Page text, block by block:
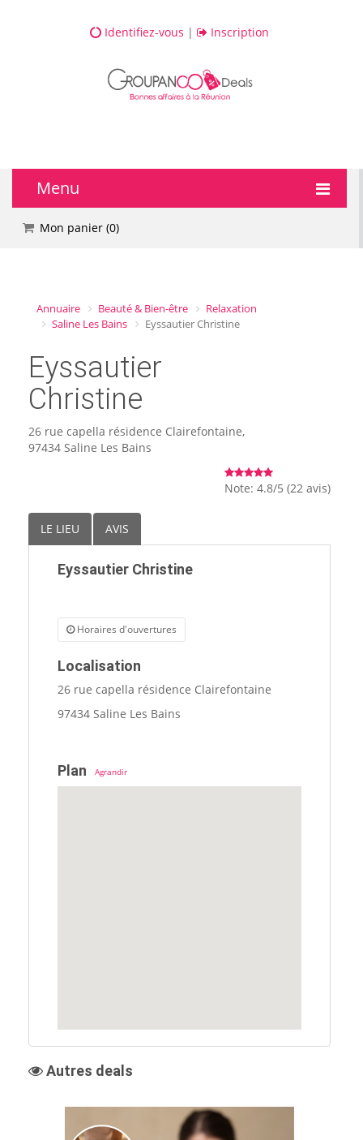
Identifiez-vous | Inscription
Menu
🔥 DEALS
💅 Beauté
🏨 Hôtels
🎈 Événements
Mon panier (0)
Annuaire Beauté & Bien-être
Relaxation
Saline Les Bains
Eyssautier Christine
Eyssautier
Christine
26 rue capella résidence Clairefontaine,
97434 Saline Les Bains
Note: 4.8/5 (22 avis)
LE LIEU AVIS
Eyssautier Christine
Horaires d'ouvertures
Localisation
26 rue capella résidence Clairefontaine
97434 Saline Les Bains
Plan Agrandir
Autres deals